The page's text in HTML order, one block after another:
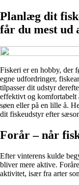
Planlæg dit
får du mest
Fiskeri er en hobby, der
egne udfordringer,
tilpasser dit udstyr
effektivt og komfortabelt
søen eller på en lille å.
dit fiskeudstyr efter
Forår – når
Efter vinterens kulde
bliver mere aktive.
aktivitet, især fra arter